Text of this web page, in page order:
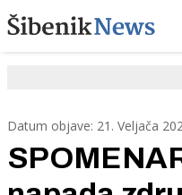
Datum objave: 21. Veljača